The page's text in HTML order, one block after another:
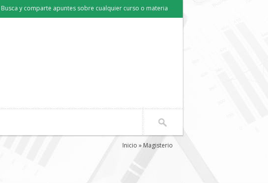
Busca y comparte apuntes sobre cualquier curso o materia
Inicio » Magisterio